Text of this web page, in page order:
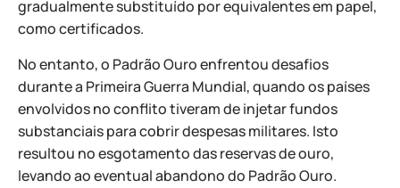
gradualmente substituído por equivalentes em papel,
como certificados.
No entanto, o Padrão Ouro enfrentou desafios
durante a Primeira Guerra Mundial, quando os países
envolvidos no conflito tiveram de injetar fundos
substanciais para cobrir despesas militares. Isto
resultou no esgotamento das reservas de ouro,
levando ao eventual abandono do Padrão Ouro.